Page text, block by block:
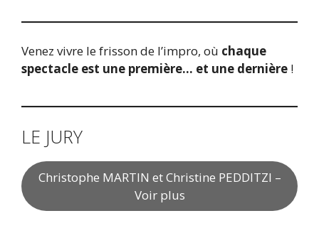
Venez vivre le frisson de l’impro, où chaque
spectacle est une première… et une dernière !
LE JURY
Christophe MARTIN et Christine PEDDITZI –
Voir plus